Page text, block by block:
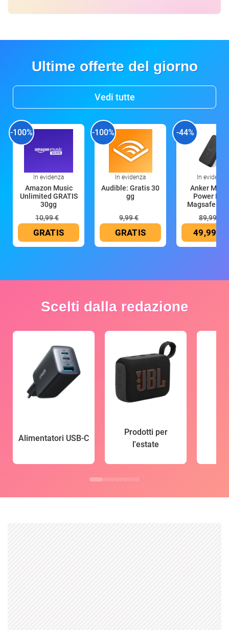
Ultime offerte del giorno
Vedi tutte
-100%
In evidenza
Amazon Music
Unlimited GRATIS
30gg
10,99 €
GRATIS
-100%
In evidenza
Audible: Gratis 30
gg
9,99 €
GRATIS
-44%
In evidenza
Anker
Power
Magsafe
89,99 €
49,99 €
Scelti dalla redazione
Alimentatori USB-C
Prodotti per
l'estate